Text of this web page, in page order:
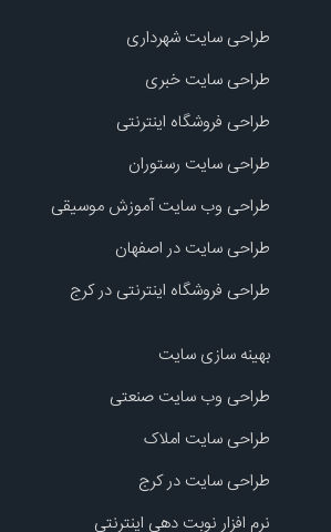
طراحی سایت شهرداری
طراحی سایت خبری
طراحی فروشگاه اینترنتی
طراحی سایت رستوران
طراحی وب سایت آموزش موسیقی
طراحی سایت در اصفهان
طراحی فروشگاه اینترنتی در کرج
بهینه سازی سایت
طراحی وب سایت صنعتی
طراحی سایت املاک
طراحی سایت در کرج
نرم افزار نوبت دهی اینترنتی